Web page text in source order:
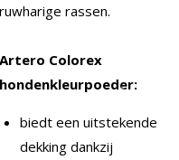
ruwharige rassen.
Artero Colorex
hondenkleurpoeder:
biedt een uitstekende
dekking dankzij